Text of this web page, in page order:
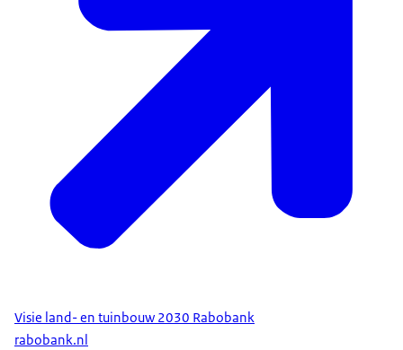
Visie land- en tuinbouw 2030 Rabobank
rabobank.nl